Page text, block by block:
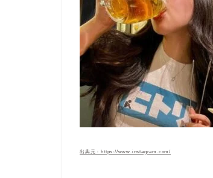
出典元：https://www.instagram.com/